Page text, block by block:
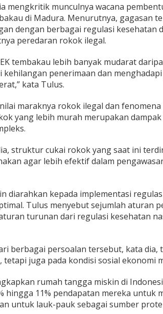
mengkritik munculnya wacana
di Madura. Menurutnya, gagasan
dengan berbagai regulasi kesehatan
peredaran rokok ilegal.
tembakau lebih banyak mudarat
kehilangan penerimaan dan
kata Tulus.
maraknya rokok ilegal dan
yang lebih murah merupakan
struktur cukai rokok yang saat ini
agar lebih efektif dalam
diarahkan kepada implementasi
Tulus menyebut sejumlah aturan
turunan dari regulasi kesehatan
berbagai persoalan tersebut, kata
tetapi juga pada kondisi sosial ekonomi
rumah tangga miskin di
hingga 11% pendapatan mereka untuk
untuk lauk-pauk sebagai sumber